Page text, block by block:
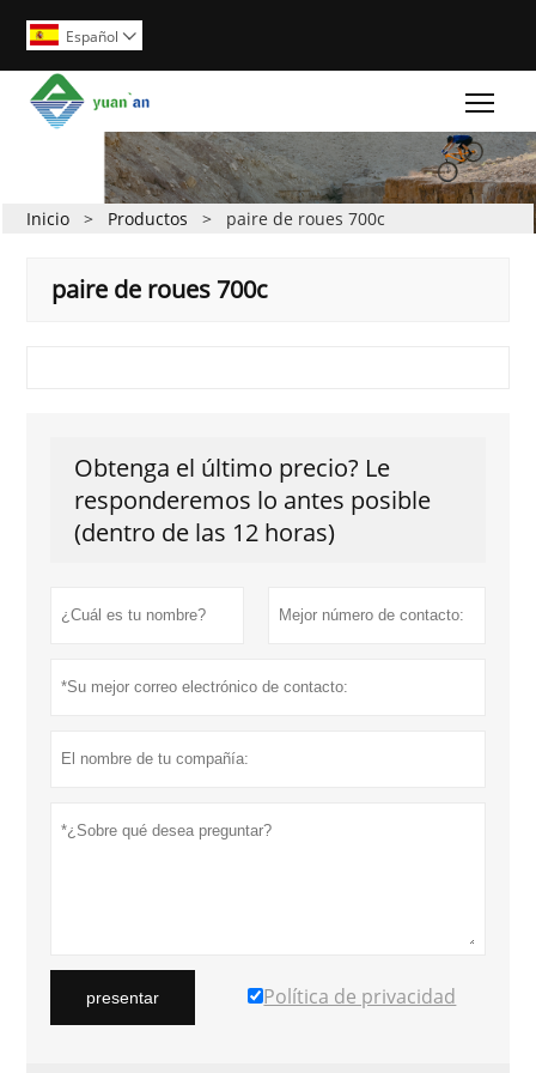
Español 
Inicio > Productos > paire de roues 700c
paire de roues 700c
Obtenga el último precio? Le
responderemos lo antes posible
(dentro de las 12 horas)
presentar Política de privacidad